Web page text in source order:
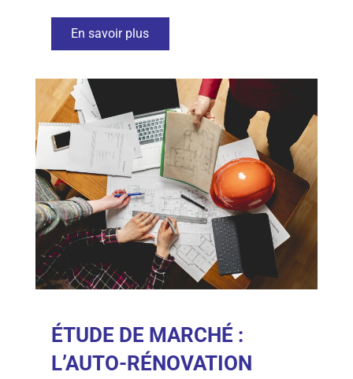
En savoir plus
ÉTUDE DE MARCHÉ :
L’AUTO-RÉNOVATION